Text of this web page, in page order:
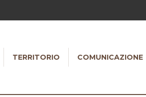
TERRITORIO COMUNICAZIONE